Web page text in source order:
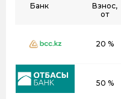
Банк
Взнос,
от
20 %
50 %